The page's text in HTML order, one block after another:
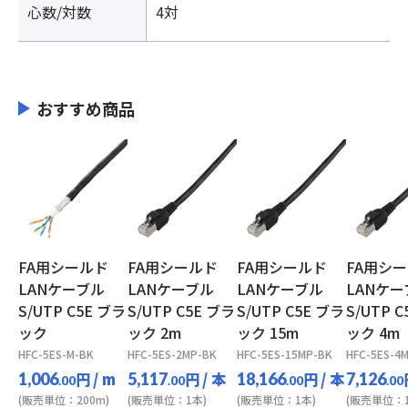
心数/対数 4対
おすすめ商品
FA用シールド
LANケーブル
S/UTP C5E ブラ
ック
HFC-5ES-M-BK
1,006.00円/ m
(販売単位：200m)
FA用シールド
LANケーブル
S/UTP C5E ブラ
ック 2m
HFC-5ES-2MP-BK
5,117.00円/ 本
(販売単位：1本)
FA用シールド
LANケーブル
S/UTP C5E ブラ
ック 15m
HFC-5ES-15MP-BK
18,166.00円/ 本
(販売単位：1本)
FA用シ
LANケ
S/UTP
ック 4m
HFC-5ES-
7,126.00
(販売単位：